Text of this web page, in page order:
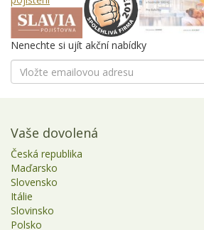
Nenechte si ujít akční nabídky
Vaše dovolená
Česká republika
Maďarsko
Slovensko
Itálie
Slovinsko
Polsko